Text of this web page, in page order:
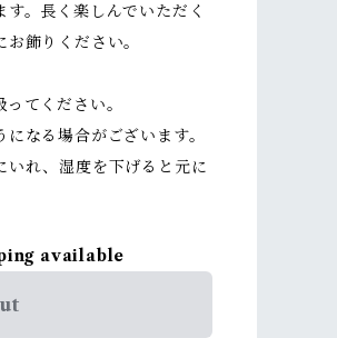
。長く楽しんでいただく
飾りください。
てください。
なる場合がございます。
いれ、湿度を下げると元に
available